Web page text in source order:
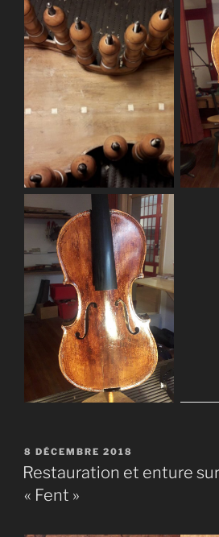
PUBLIÉ
LE
8 DÉCEMBRE 2018
Restauration et enture
« Fent »